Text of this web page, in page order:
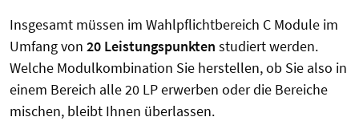
Insgesamt müssen im Wahlpflichtbereich C Module im
Umfang von 20 Leistungspunkten studiert werden.
Welche Modulkombination Sie herstellen, ob Sie also in
einem Bereich alle 20 LP erwerben oder die Bereiche
mischen, bleibt Ihnen überlassen.